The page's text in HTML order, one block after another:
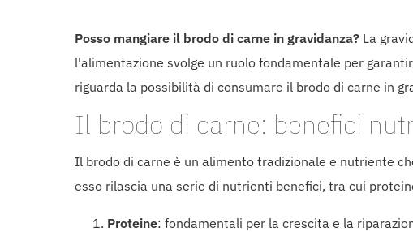
Posso mangiare il brodo di carne in gravidanza? La
l'alimentazione svolge un ruolo fondamentale per
riguarda la possibilità di consumare il brodo di carne in
Il brodo di carne: benefici
Il brodo di carne è un alimento tradizionale e nutriente
esso rilascia una serie di nutrienti benefici, tra cui
Proteine: fondamentali per la crescita e la